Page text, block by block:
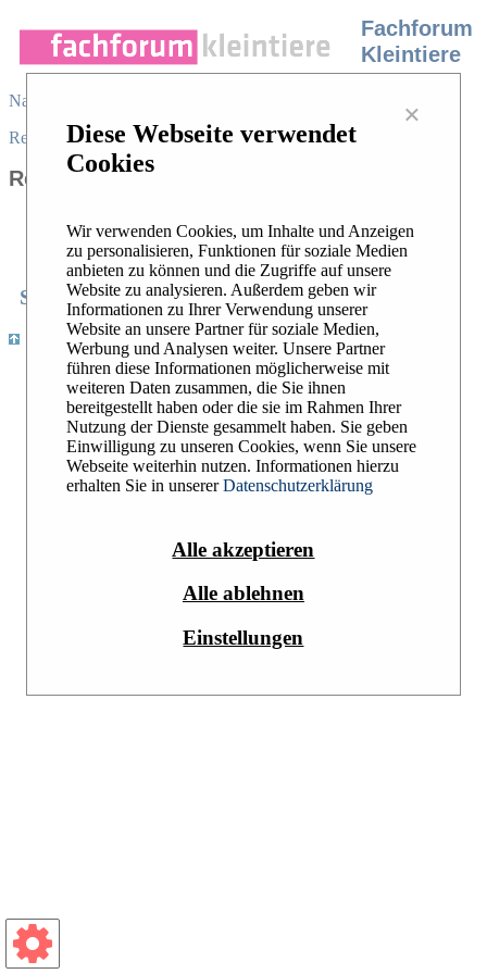
Fachforum
Kleintiere
Navigation
Register /Login|Desktop view |
Recent Topics
Search | Recent Topics | Hottest Topics
Register/Login|Desktop view
Widerrufsbelehrung
AGB
Impressum
Datenschutzerklärung
×
Diese Webseite verwendet
Cookies
Wir verwenden Cookies, um Inhalte und Anzeigen
zu personalisieren, Funktionen für soziale Medien
anbieten zu können und die Zugriffe auf unsere
Website zu analysieren. Außerdem geben wir
Informationen zu Ihrer Verwendung unserer
Website an unsere Partner für soziale Medien,
Werbung und Analysen weiter. Unsere Partner
führen diese Informationen möglicherweise mit
weiteren Daten zusammen, die Sie ihnen
bereitgestellt haben oder die sie im Rahmen Ihrer
Nutzung der Dienste gesammelt haben. Sie geben
Einwilligung zu unseren Cookies, wenn Sie unsere
Webseite weiterhin nutzen. Informationen hierzu
erhalten Sie in unsererDatenschutzerklärung
Alle akzeptieren
Alle ablehnen
Einstellungen